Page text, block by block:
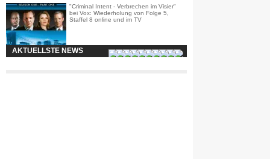
"Criminal Intent - Verbrechen im Visier"
bei Vox: Wiederholung von Folge 5,
Staffel 8 online und im TV
AKTUELLSTE NEWS